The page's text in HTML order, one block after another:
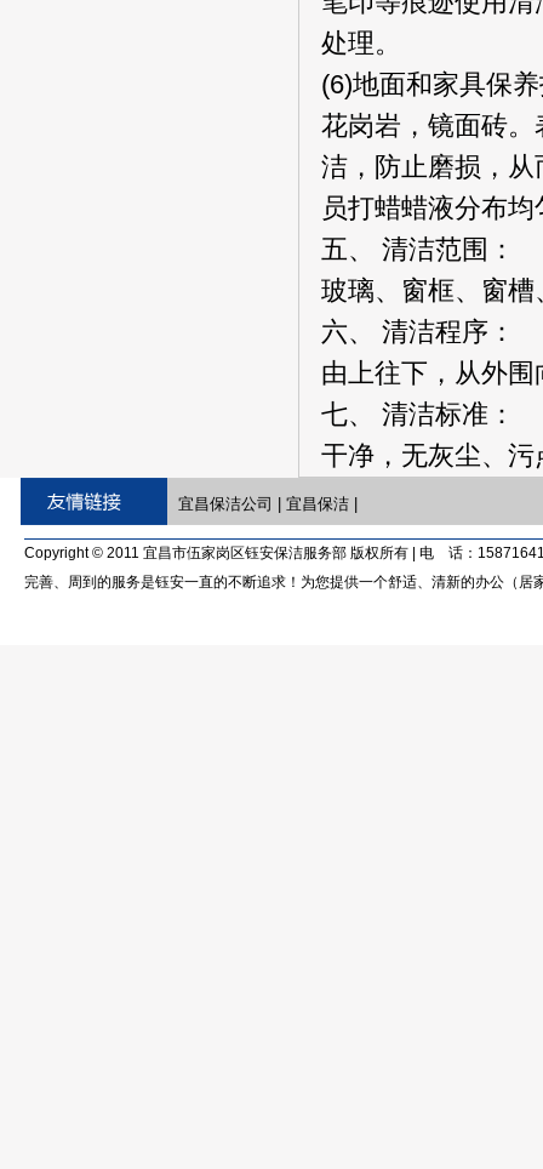
处理。
(6)地面和家具保
花岗岩，镜面砖
洁，防止磨损，
员打蜡蜡液分布
五、 清洁范围：
玻璃、窗框、窗
六、 清洁程序：
由上往下，从外
七、 清洁标准：
干净，无灰尘、污
宜昌保洁公司 宜昌保洁|
Copyright © 2011 宜昌市伍家岗区钰安保洁服务部 版权所有 | 电 话：
完善、周到的服务是钰安一直的不断追求！为您提供一个舒适、清新的办公（